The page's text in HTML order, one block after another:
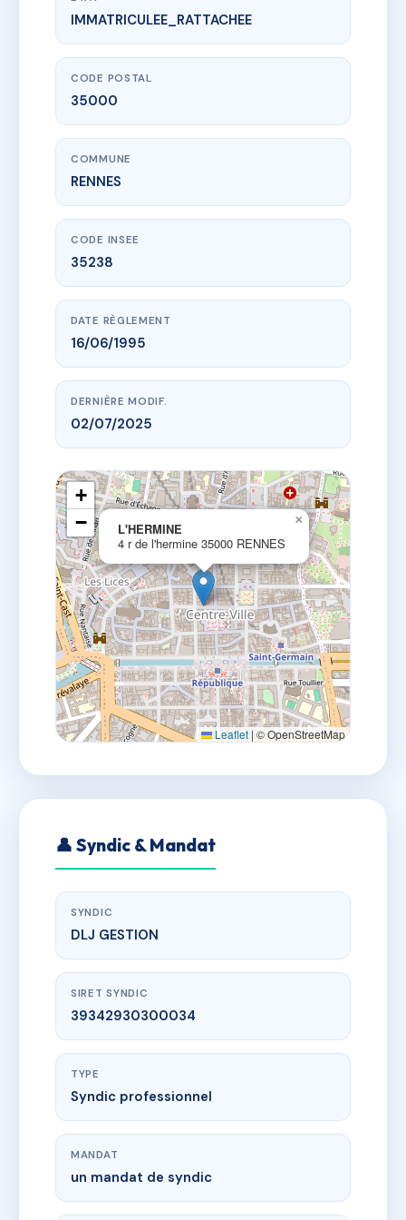
www.vme.plus/AC6567515
L'HERMINE
4 r de l'hermine
IMMATRICULEE_RATTACHEE
CODE POSTAL
35000
COMMUNE
RENNES
CODE INSEE
35238
DATE RÈGLEMENT
16/06/1995
DERNIÈRE MODIF.
02/07/2025
L'HERMINE
4 r de l'hermine 35000 RENNES
×
+
−
Leaflet | © OpenStreetMap
👤 Syndic & Mandat
SYNDIC
DLJ GESTION
SIRET SYNDIC
39342930300034
TYPE
Syndic professionnel
MANDAT
un mandat de syndic